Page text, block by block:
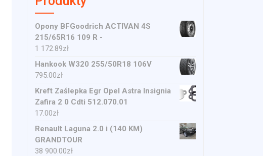
Opony BFGoodrich ACTIVAN 4S
215/65R16 109 R -
1 172.89zł
Hankook W320 255/50R18 106V
795.00zł
Kreft Zaślepka Egr Opel Astra Insignia
Zafira 2 0 Cdti 512.070.01
17.00zł
Renault Laguna 2.0 i (140 KM)
GRANDTOUR
38 900.00zł